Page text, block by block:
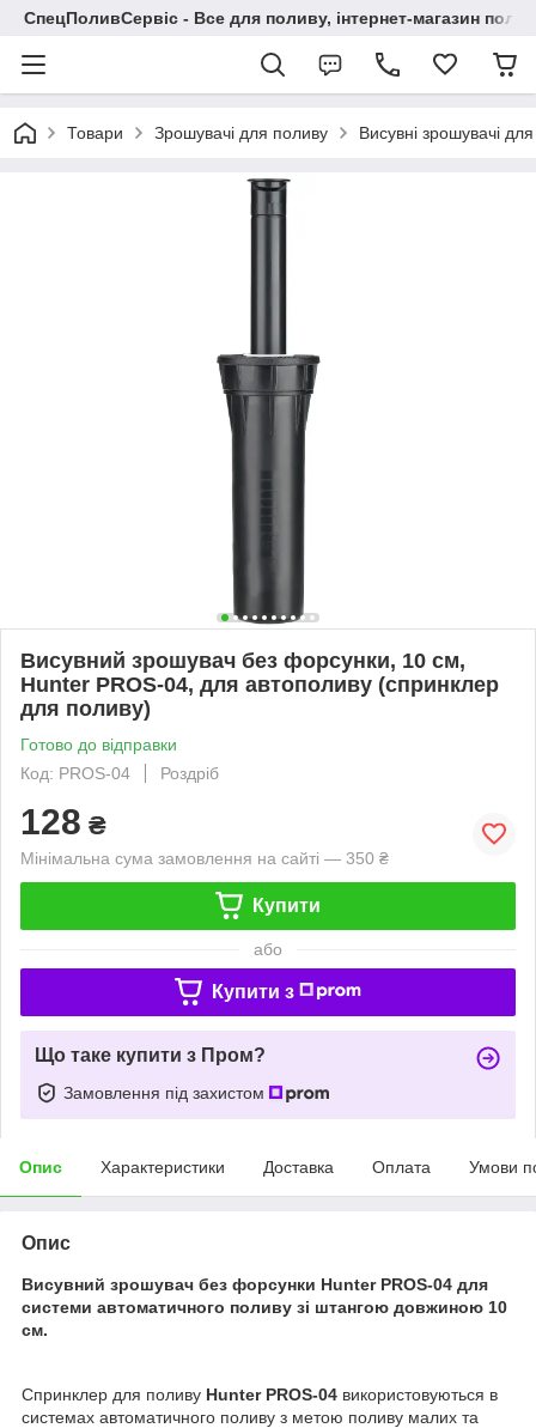
СпецПоливСервіс - Все для поливу, інтернет-магазин
Товари Зрошувачі для поливу Висувні зрошувачі
Висувний зрошувач без форсунки, 10 см,
Hunter PROS-04, для автополиву (спринклер
для поливу)
Готово до відправки
Код: PROS-04
Роздріб
128 ₴
Мінімальна сума замовлення на сайті — 350 ₴
Купити
або
Купити з
Що таке купити з Пром?
Замовлення під захистом
Опис Характеристики Доставка Оплата Умови
Опис
Висувний зрошувач без форсунки Hunter PROS-04 для
системи автоматичного поливу зі штангою довжиною 10
см.
Спринклер для поливу Hunter PROS-04 використовуються в
системах автоматичного поливу з метою поливу малих та